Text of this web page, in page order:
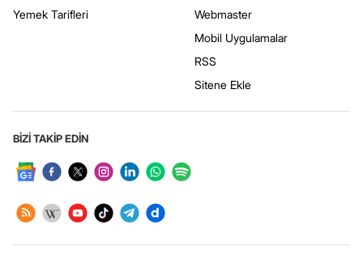
Yemek Tarifleri
Webmaster
Mobil Uygulamalar
RSS
Sitene Ekle
BİZİ TAKİP EDİN